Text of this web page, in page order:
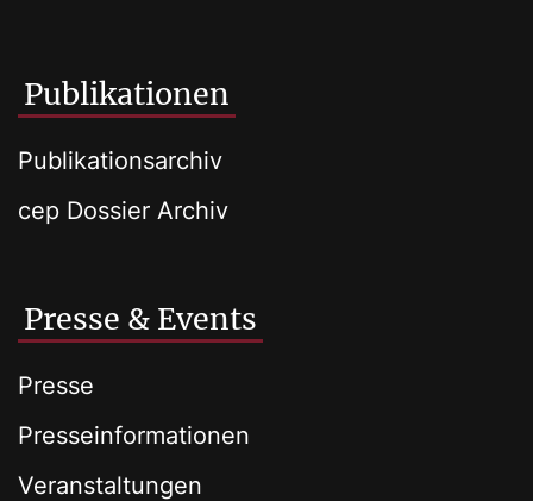
Publikationen
Publikationsarchiv
cep Dossier Archiv
Presse & Events
Presse
Presseinformationen
Veranstaltungen